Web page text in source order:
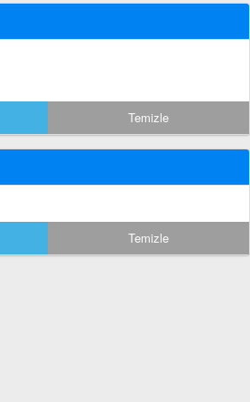
Temizle
Temizle